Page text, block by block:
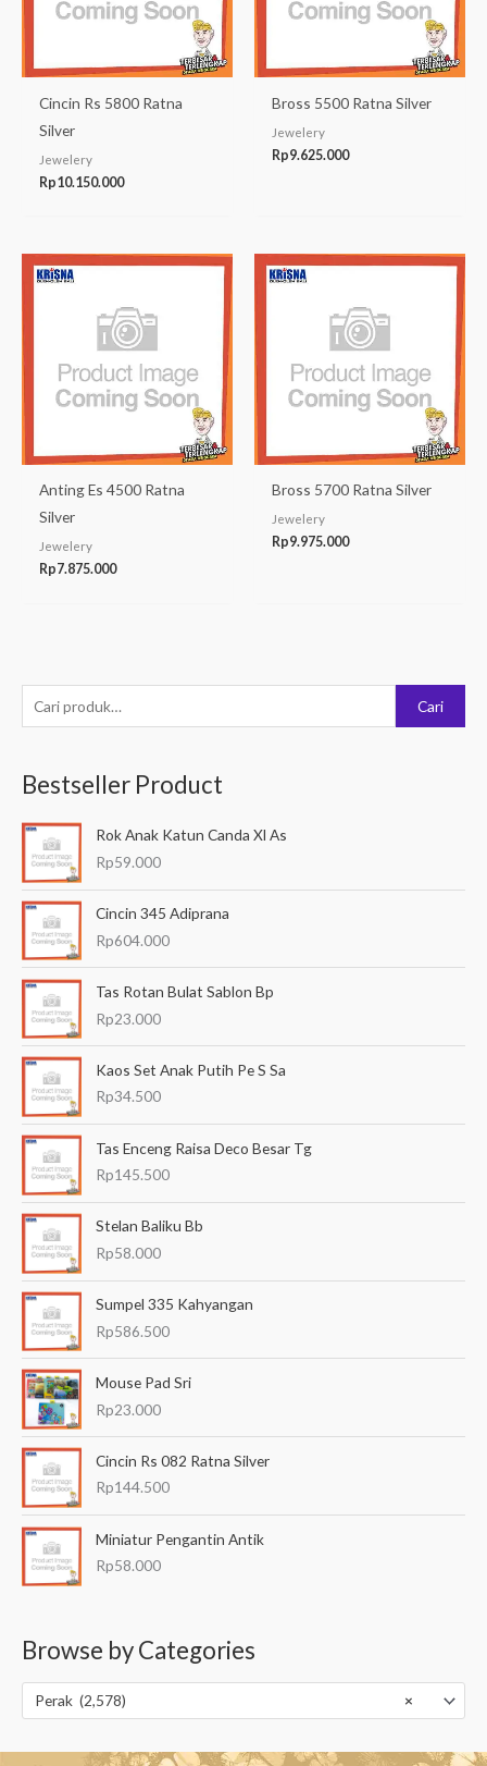
e
c
a
u
n
u
Cari
Bestseller Product
Rok Anak Katun Canda Xl As
Rp59.000
Cincin 345 Adiprana
Rp604.000
Tas Rotan Bulat Sablon Bp
Rp23.000
Kaos Set Anak Putih Pe S Sa
Rp34.500
Tas Enceng Raisa Deco Besar Tg
Rp145.500
Stelan Baliku Bb
Rp58.000
Sumpel 335 Kahyangan
Rp586.500
Mouse Pad Sri
Rp23.000
Cincin Rs 082 Ratna Silver
Rp144.500
Miniatur Pengantin Antik
Rp58.000
Browse by Categories
×
Perak (2,578)
Cincin Rs 5800 Ratna
Silver
Jewelery
Rp10.150.000
Bross 5500 Ratna Silver
Jewelery
Rp9.625.000
Anting Es 4500 Ratna
Silver
Jewelery
Rp7.875.000
Bross 5700 Ratna Silver
Jewelery
Rp9.975.000